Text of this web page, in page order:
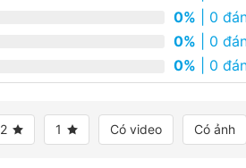
0% | 0
0% | 0
0% | 0
2 1 Có video Có ảnh